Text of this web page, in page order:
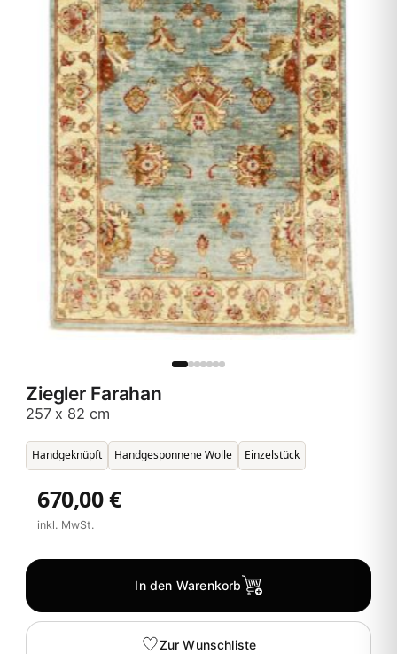
Ziegler Farahan
257 x 82 cm
Handgeknüpft Handgesponnene Wolle Einzelstück
670,00 €
inkl. MwSt.
In den Warenkorb
Zur Wunschliste